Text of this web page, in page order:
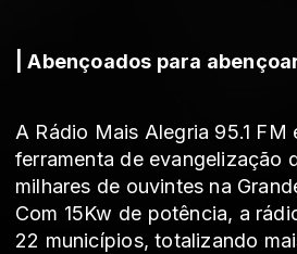
| Abençoados para
A Rádio Mais Alegria 95.1 FM
ferramenta de evangelização
milhares de ouvintes na
Com 15Kw de potência, a
22 municípios, totalizando